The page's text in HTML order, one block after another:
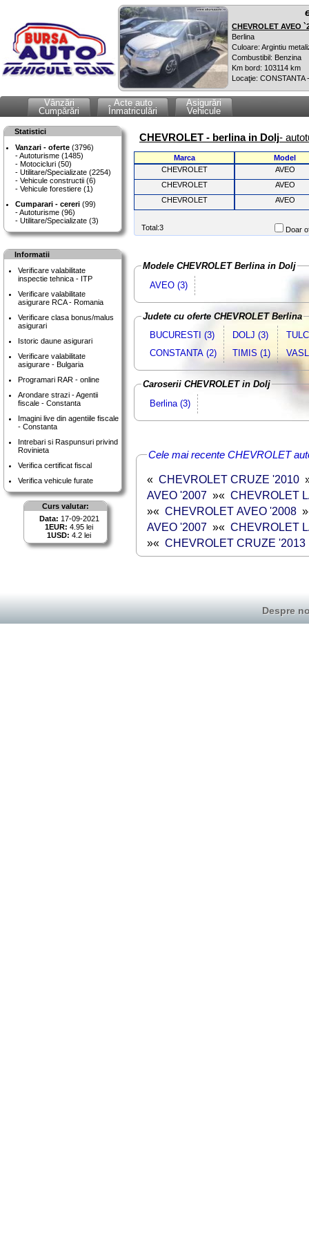
CHEVROLET AVEO
Berlina
Culoare: Argintiu
Combustibil: Benzina
Km bord: 103114 km
Locaţie: CONSTANTA
Vânzări
Cumpărări
Acte auto
Înmatriculări
Asigurări
Vehicule
Statistici
Vanzari - oferte (3796)
Autoturisme (1485)
Motocicluri (50)
Utilitare/Specializate (2254)
Vehicule constructii (6)
Vehicule forestiere (1)
Cumparari - cereri (99)
Autoturisme (96)
Utilitare/Specializate (3)
Informatii
Verificare valabilitate
inspectie tehnica - ITP
Verificare valabilitate
asigurare RCA - Romania
Verificare clasa bonus/malus
asigurari
Istoric daune asigurari
Verificare valabilitate
asigurare - Bulgaria
Programari RAR - online
Arondare strazi - Agentii
fiscale - Constanta
Imagini live din agentiile fiscale
- Constanta
Intrebari si Raspunsuri privind
Rovinieta
Verifica certificat fiscal
Verifica vehicule furate
Curs valutar:
Data: 17-09-2021
1EUR: 4.95 lei
1USD: 4.2 lei
CHEVROLET - berlina in Dolj-
Marca
Model
CHEVROLET
AVEO
CHEVROLET
AVEO
CHEVROLET
AVEO
Total:3 Doar
Modele CHEVROLET Berlina in Dolj
AVEO (3)
Judete cu oferte CHEVROLET Berlina
BUCURESTI (3)
CONSTANTA (2)
DOLJ (3)
TIMIS (1)
Caroserii CHEVROLET in Dolj
Berlina (3)
Cele mai recente CHEVROLET
« CHEVROLET CRUZE '2010
AVEO '2007 »« CHEVROLET
»« CHEVROLET AVEO '2008 »
AVEO '2007 »« CHEVROLET
»« CHEVROLET CRUZE '2013
Despre